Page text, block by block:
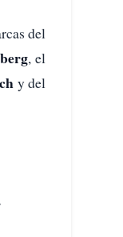
del
, el
y del